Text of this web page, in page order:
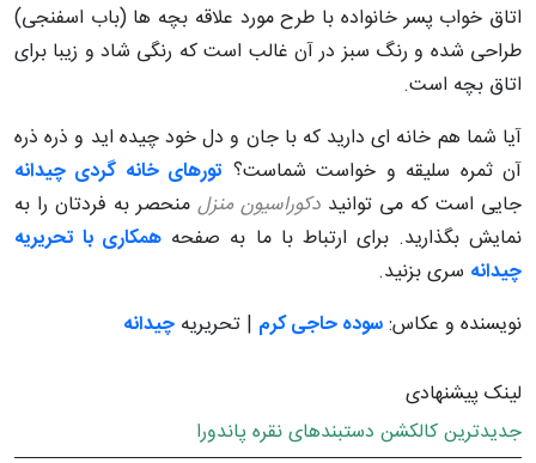
اتاق خواب پسر خانواده با طرح مورد علاقه بچه ها (باب اسفنجی)
طراحی شده و رنگ سبز در آن غالب است که رنگی شاد و زیبا برای
اتاق بچه است.
آیا شما هم خانه ای دارید که با جان و دل خود چیده اید و ذره ذره
آن ثمره سلیقه و خواست شماست؟ تورهای خانه گردی چیدانه
جایی است که می توانید دکوراسیون منزل منحصر به فردتان را به
نمایش بگذارید. برای ارتباط با ما به صفحه همکاری با تحریریه
چیدانه سری بزنید.
نویسنده و عکاس:سوده حاجی کرم | تحریریه چیدانه
لینک پیشنهادی
جدیدترین کالکشن دستبندهای نقره پاندورا